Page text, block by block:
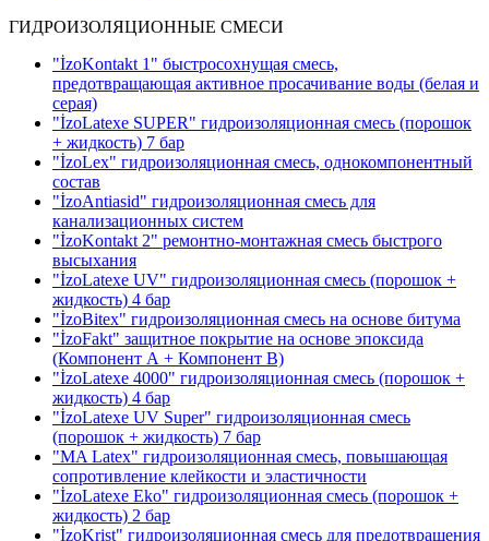
ГИДРОИЗОЛЯЦИОННЫЕ СМЕСИ
"İzoKontakt 1" быстросохнущая смесь,
предотвращающая активное просачивание воды (белая и
серая)
"İzoLatexe SUPER" гидроизоляционная смесь (порошок
+ жидкость) 7 бар
"İzoLex" гидроизоляционная смесь, однокомпонентный
состав
"İzoAntiasid" гидроизоляционная смесь для
канализационных систем
"İzoKontakt 2" ремонтно-монтажная смесь быстрого
высыхания
"İzoLatexe UV" гидроизоляционная смесь (порошок +
жидкость) 4 бар
"İzoBitex" гидроизоляционная смесь на основе битума
"İzoFakt" защитное покрытие на основе эпоксида
(Компонент А + Компонент В)
"İzoLatexe 4000" гидроизоляционная смесь (порошок +
жидкость) 4 бар
"İzoLatexe UV Super" гидроизоляционная смесь
(порошок + жидкость) 7 бар
"MA Latex" гидроизоляционная смесь, повышающая
сопротивление клейкости и эластичности
"İzoLatexe Eko" гидроизоляционная смесь (порошок +
жидкость) 2 бар
"İzoKrist" гидроизоляционная смесь для предотвращения